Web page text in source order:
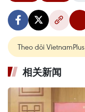
Theo dõi VietnamPlus
相关新闻